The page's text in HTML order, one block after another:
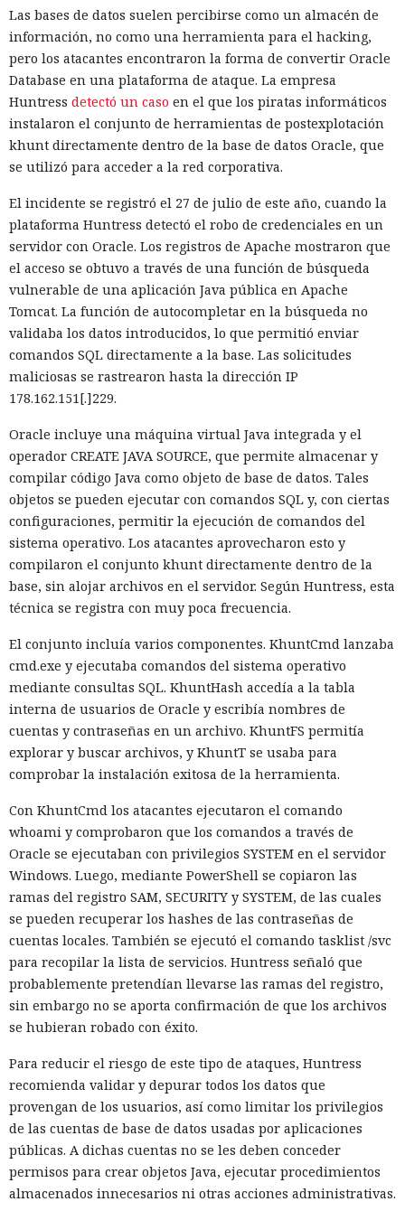
la estimación del equipo de Next.js acelera el
funcionamiento aproximadamente diez veces. En el
servidor, renunciar a la conversión de los web streams a
favor de los streams nativos de Node.js en toda la capa de
renderizado permite procesar un 22% más de solicitudes
sin cambiar el código de las aplicaciones.
Entre otras novedades figuran la unificación de la carga útil
para reducir el número de solicitudes de precarga, un
mejor caché de archivos estáticos, la herramienta de
depuración Instant Navigations, que muestra los
componentes lentos, documentación con soporte de
versiones para agentes de IA, límites propios de manejo de
errores y compatibilidad con importaciones de archivos tipo
«glob».
Las conversaciones sobre la pérdida de popularidad de
Next.js en favor de los frameworks Remix, Astro y Gatsby
de Vercel, Guillermo Rauch, este año el número de
descargas del framework superó los mil millones — casi el
doble del año pasado, que fue de alrededor de 520 millones.
El sonado hackeo a Snowflake
no quedó impune: detenido el
autor, ya espera sentencia en
una celda.
10:34 / 07.08.2026
Hombre podría afrontar hasta 32 años de prisión por filtrar
secretos de 165 empresas.
El canadiense Connor Riley Muka ganó dinero durante
muchos meses con datos robados de otras personas, antes
de ser detenido y entregado a la justicia estadounidense por
uno de los mayores hackeos de los últimos años — ataque a
la plataforma en la nube Snowflake.
Muka, de 26 años, se declaró culpable de cargos de fraude
informático y telefónico, robo agravado de datos personales
y conspiración en un tribunal federal del estado de
Washington. Su sentencia se dictará el 27 de octubre; la
pena máxima es de hasta 32 años de prisión.
Muka y sus cómplices utilizaron credenciales robadas para
acceder a cuentas de Snowflake y robaron información de al
menos 165 empresas. Entre las afectadas se encuentran
Las bases de datos suelen percibirse como un almacén de
información, no como una herramienta para el hacking,
pero los atacantes encontraron la forma de convertir Oracle
Database en una plataforma de ataque. La empresa
Huntress detectó un caso en el que los piratas informáticos
instalaron el conjunto de herramientas de postexplotación
khunt directamente dentro de la base de datos Oracle, que
se utilizó para acceder a la red corporativa.
El incidente se registró el 27 de julio de este año, cuando la
plataforma Huntress detectó el robo de credenciales en un
servidor con Oracle. Los registros de Apache mostraron que
el acceso se obtuvo a través de una función de búsqueda
vulnerable de una aplicación Java pública en Apache
Tomcat. La función de autocompletar en la búsqueda no
validaba los datos introducidos, lo que permitió enviar
comandos SQL directamente a la base. Las solicitudes
maliciosas se rastrearon hasta la dirección IP
178.162.151[.]229.
Oracle incluye una máquina virtual Java integrada y el
operador CREATE JAVA SOURCE, que permite almacenar y
compilar código Java como objeto de base de datos. Tales
objetos se pueden ejecutar con comandos SQL y, con ciertas
configuraciones, permitir la ejecución de comandos del
sistema operativo. Los atacantes aprovecharon esto y
compilaron el conjunto khunt directamente dentro de la
base, sin alojar archivos en el servidor. Según Huntress, esta
técnica se registra con muy poca frecuencia.
El conjunto incluía varios componentes. KhuntCmd lanzaba
cmd.exe y ejecutaba comandos del sistema operativo
mediante consultas SQL. KhuntHash accedía a la tabla
interna de usuarios de Oracle y escribía nombres de
cuentas y contraseñas en un archivo. KhuntFS permitía
explorar y buscar archivos, y KhuntT se usaba para
comprobar la instalación exitosa de la herramienta.
Con KhuntCmd los atacantes ejecutaron el comando
whoami y comprobaron que los comandos a través de
Oracle se ejecutaban con privilegios SYSTEM en el servidor
Windows. Luego, mediante PowerShell se copiaron las
ramas del registro SAM, SECURITY y SYSTEM, de las cuales
se pueden recuperar los hashes de las contraseñas de
cuentas locales. También se ejecutó el comando tasklist /svc
para recopilar la lista de servicios. Huntress señaló que
probablemente pretendían llevarse las ramas del registro,
sin embargo no se aporta confirmación de que los archivos
se hubieran robado con éxito.
Para reducir el riesgo de este tipo de ataques, Huntress
recomienda validar y depurar todos los datos que
provengan de los usuarios, así como limitar los privilegios
de las cuentas de base de datos usadas por aplicaciones
públicas. A dichas cuentas no se les deben conceder
permisos para crear objetos Java, ejecutar procedimientos
almacenados innecesarios ni otras acciones administrativas.